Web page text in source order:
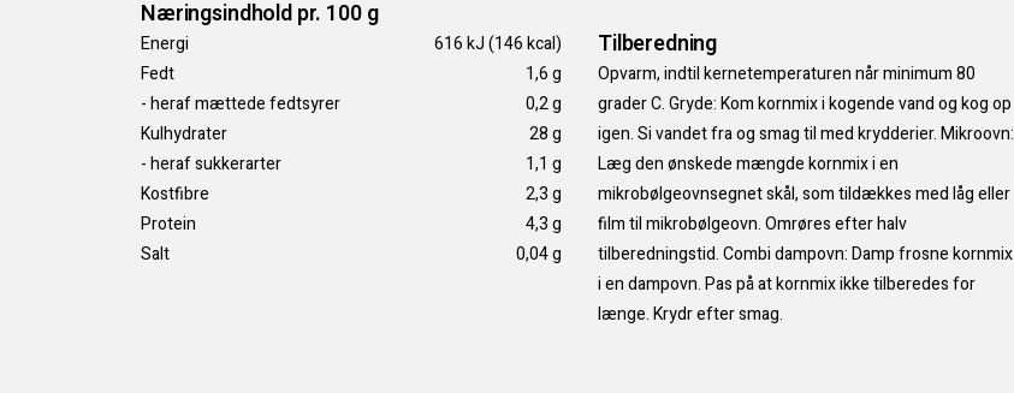
Næringsindhold pr. 100 g
Energi
616 kJ (146 kcal)
Fedt
1,6 g
- heraf mættede fedtsyrer
0,2 g
Kulhydrater
28 g
- heraf sukkerarter
1,1 g
Kostfibre
2,3 g
Protein
4,3 g
Salt
0,04 g
Tilberedning
Opvarm, indtil kernetemperaturen når minimum 80
grader C. Gryde: Kom kornmix i kogende vand og kog op
igen. Si vandet fra og smag til med krydderier. Mikroovn:
Læg den ønskede mængde kornmix i en
mikrobølgeovnsegnet skål, som tildækkes med låg eller
film til mikrobølgeovn. Omrøres efter halv
tilberedningstid. Combi dampovn: Damp frosne kornmix
i en dampovn. Pas på at kornmix ikke tilberedes for
længe. Krydr efter smag.